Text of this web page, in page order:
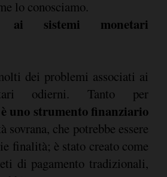
lo conosciamo.
ai sistemi monetari
dei problemi associati ai
odierni. Tanto per
uno strumento finanziario
sovrana, che potrebbe essere
finalità; è stato creato come
di pagamento tradizionali,